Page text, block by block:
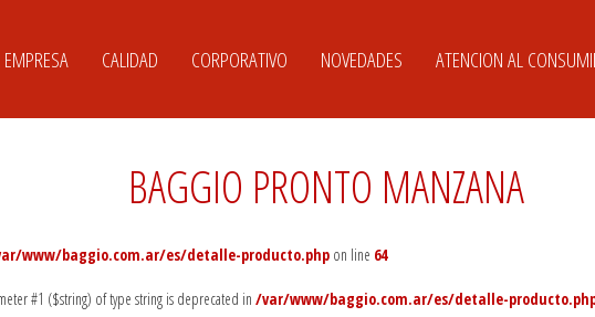
CALIDAD CORPORATIVO NOVEDADES ATENCION AL
BAGGIO PRONTO MANZANA
www/baggio.com.ar/es/detalle-producto.php on line 64
#1 ($string) of type string is deprecated in /var/www/baggio.com.ar/es/detalle-